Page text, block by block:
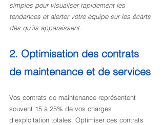
simples pour visualiser rapidement les
tendances et alerter votre équipe sur les écarts
dès qu’ils apparaissent.
2. Optimisation des contrats
de maintenance et de services
Vos contrats de maintenance représentent
souvent 15 à 25% de vos charges
d’exploitation totales. Optimiser ces contrats